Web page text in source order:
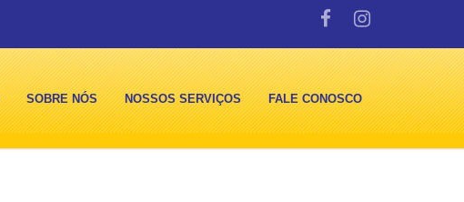
SOBRE NÓS NOSSOS SERVIÇOS FALE CONOSCO